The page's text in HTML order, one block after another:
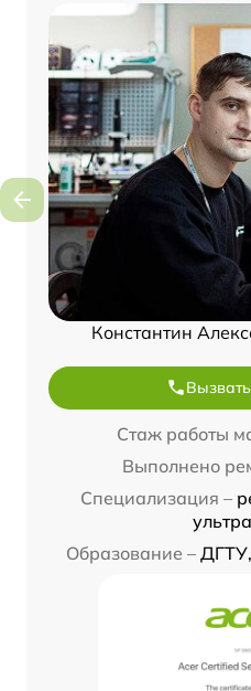
Константин
Стаж работы
Выполнено
Специализация –
Образование –